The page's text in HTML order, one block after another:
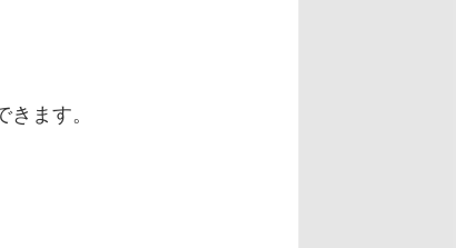
ます。